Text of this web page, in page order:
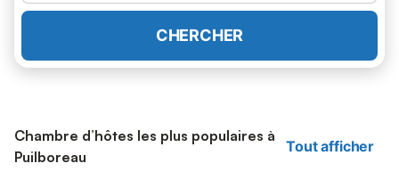
CHERCHER
Chambre d’hôtes les plus populaires à
Puilboreau
Tout afficher